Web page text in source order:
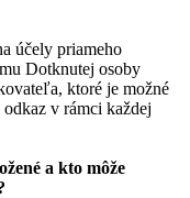
účely priameho
Dotknutej osoby
ktoré je možné
v rámci každej
a kto môže